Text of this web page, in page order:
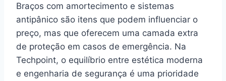
Braços com amortecimento e sistemas
antipânico são itens que podem influenciar o
preço, mas que oferecem uma camada extra
de proteção em casos de emergência. Na
Techpoint, o equilíbrio entre estética moderna
e engenharia de segurança é uma prioridade